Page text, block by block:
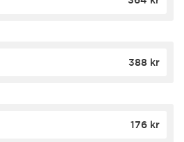
388 kr
176 kr